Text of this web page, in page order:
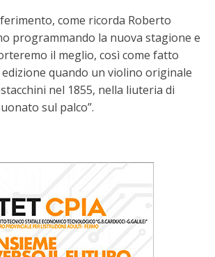
come ricorda Roberto
programmando la nuova stagione e
il meglio, così come fatto
quando un violino originale
nel 1855, nella liuteria di
sul palco”.